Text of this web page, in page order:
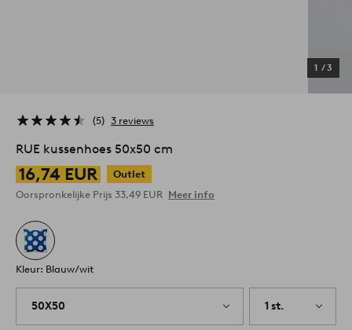
1 /3
5 3 reviews
RUE kussenhoes 50x50 cm
16,74 EUR
Outlet
Oorspronkelijke Prijs 33,49 EUR Meer info
Kleur: Blauw/wit
50X50 1 st.